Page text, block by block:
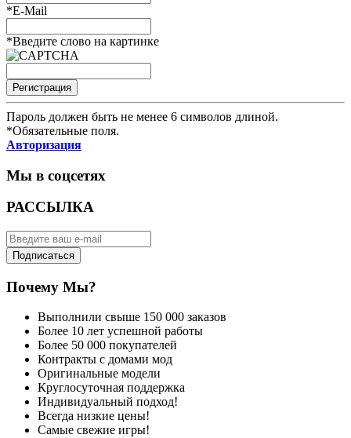
*E-Mail
*Введите слово на картинке
Пароль должен быть не менее 6 символов длиной.
*Обязательные поля.
Авторизация
Мы в соцсетях
РАССЫЛКА
Подписаться
Почему Мы?
Выполнили свыше 150 000 заказов
Более 10 лет успешной работы
Более 50 000 покупателей
Контракты с домами мод
Оригинальные модели
Круглосуточная поддержка
Индивидуальный подход!
Всегда низкие цены!
Самые свежие игры!